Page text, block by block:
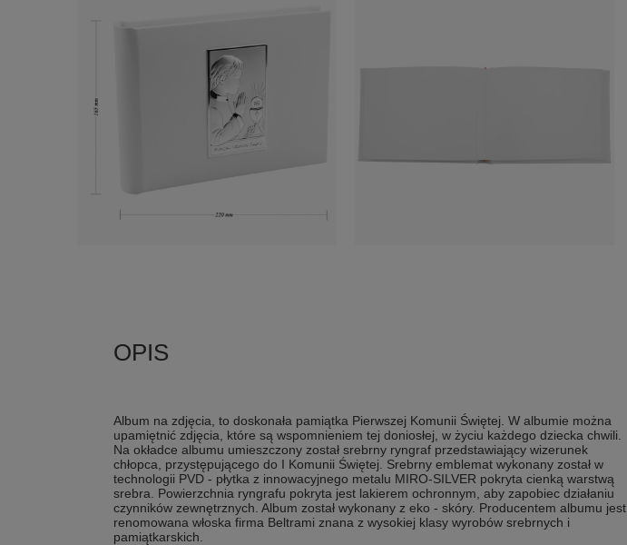
Album na zdjęcia, to doskonała pamiątka Pierwszej Komunii Świętej. W albumie można
upamiętnić zdjęcia, które są wspomnieniem tej doniosłej, w życiu każdego dziecka chwili.
Na okładce albumu umieszczony został srebrny ryngraf przedstawiający wizerunek
chłopca, przystępującego do I Komunii Świętej. Srebrny emblemat wykonany został w
technologii PVD - płytka z innowacyjnego metalu MIRO-SILVER pokryta cienką warstwą
srebra. Powierzchnia ryngrafu pokryta jest lakierem ochronnym, aby zapobiec działaniu
czynników zewnętrznych. Album został wykonany z eko - skóry. Producentem albumu jest
renomowana włoska firma Beltrami znana z wysokiej klasy wyrobów srebrnych i
pamiątkarskich.